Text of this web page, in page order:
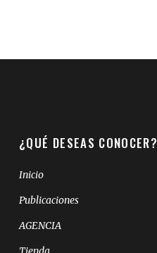
¿QUÉ DESEAS CONOCER?
Inicio
Publicaciones
AGENCIA